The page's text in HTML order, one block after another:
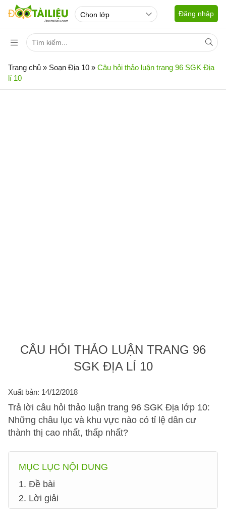
Đăng nhập
Trang chủ » Soạn Địa 10 » Câu hỏi thảo luận trang 96 SGK Địa
lí 10
CÂU HỎI THẢO LUẬN TRANG 96
SGK ĐỊA LÍ 10
Xuất bản: 14/12/2018
Trả lời câu hỏi thảo luận trang 96 SGK Địa lớp 10:
Những châu lục và khu vực nào có tỉ lệ dân cư
thành thị cao nhất, thấp nhất?
MỤC LỤC NỘI DUNG
1. Đề bài
2. Lời giải